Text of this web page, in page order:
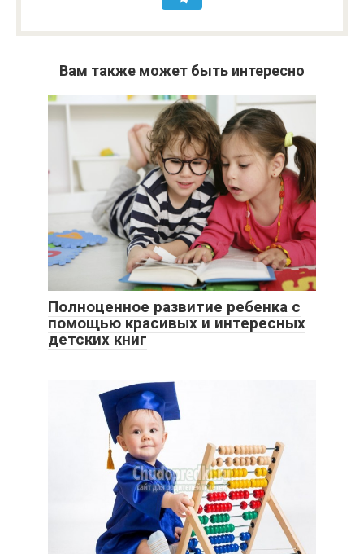
Вам также может быть интересно
Полноценное развитие ребенка с
помощью красивых и интересных
детских книг